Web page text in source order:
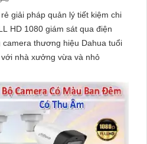
giải pháp quản lý tiết kiệm chi
HD 1080 giám sát qua điện
thương hiệu Dahua tuổi
nhà xưởng vừa và nhỏ